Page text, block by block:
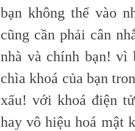
bạn không thể vào
cũng cần phải cân
nhà và chính bạn! vì
chìa khoá của bạn
xấu! với khoá điện
hay vô hiệu hoá mật